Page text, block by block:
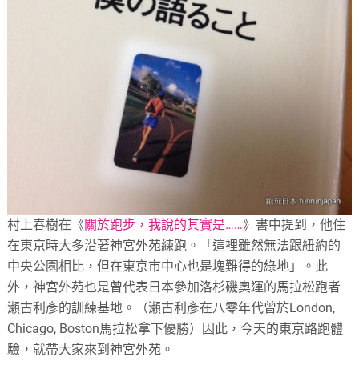
村上春樹在《關於跑步，我說的其實是……》書中提到，他住
在東京時大多沿著神宮外苑練跑。「這裡雖然無法跟紐約的
中央公園相比，但在東京市中心也是塊難得的綠地」。此
外，神宮外苑也是曾代表日本參加洛杉磯奧運的馬拉松跑者
瀨古利彥的訓練基地。（瀨古利彥在八零年代曾於London,
Chicago, Boston馬拉松拿下優勝）因此，今天的東京路跑體
驗，就帶大家來到神宮外苑。